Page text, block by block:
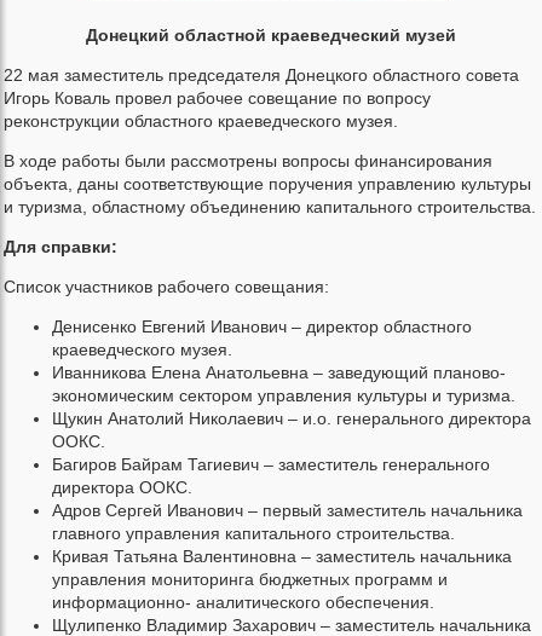
Донецкий областной краеведческий музей
22 мая заместитель председателя Донецкого областного совета
Игорь Коваль провел рабочее совещание по вопросу
реконструкции областного краеведческого музея.
В ходе работы были рассмотрены вопросы финансирования
объекта, даны соответствующие поручения управлению культуры
и туризма, областному объединению капитального строительства.
Для справки:
Список участников рабочего совещания:
Денисенко Евгений Иванович – директор областного
краеведческого музея.
Иванникова Елена Анатольевна – заведующий планово-
экономическим сектором управления культуры и туризма.
Щукин Анатолий Николаевич – и.о. генерального директора
ООКС.
Багиров Байрам Тагиевич – заместитель генерального
директора ООКС.
Адров Сергей Иванович – первый заместитель начальника
главного управления капитального строительства.
Кривая Татьяна Валентиновна – заместитель начальника
управления мониторинга бюджетных программ и
информационно- аналитического обеспечения.
Щулипенко Владимир Захарович – заместитель начальника